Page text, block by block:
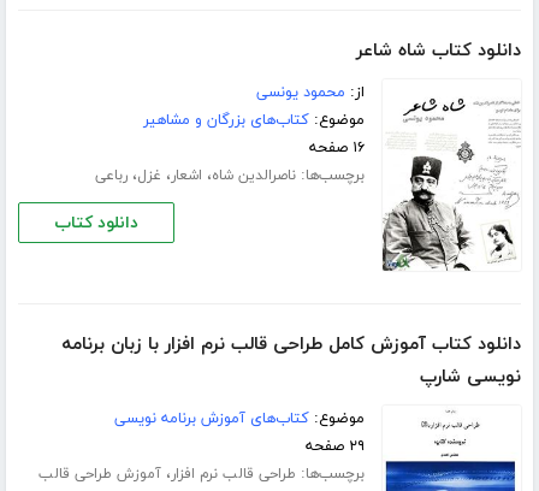
دانلود کتاب شاه شاعر
از: محمود یونسی
موضوع:کتاب‌های بزرگان و مشاهیر
۱۶ صفحه
برچسب‌ها:ناصرالدین شاه، اشعار، غزل،رباعی
دانلود کتاب
دانلود کتاب آموزش کامل طراحی قالب نرم افزار با زبان برنامه
نویسی شارپ
موضوع:کتاب‌های آموزش برنامه نویسی
۲۹ صفحه
برچسب‌ها: طراحی قالب نرم افزار،آموزش طراحی قالب